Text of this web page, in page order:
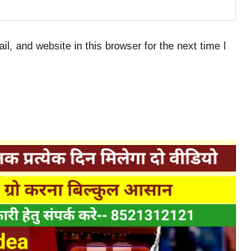
and website in this browser for the next time I